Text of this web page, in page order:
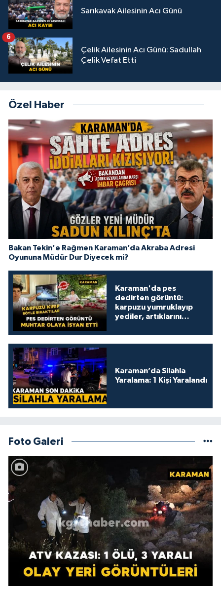
Sarıkavak Ailesinin Acı Günü
Çelik Ailesinin Acı Günü: Sadullah
Çelik Vefat Etti
6
Özel Haber
Bakan Tekin'e Rağmen Karaman’da Akraba Adresi
Oyununa Müdür Dur Diyecek mi?
Karaman'da pes
dedirten görüntü:
karpuzu yumruklayıp
yediler, artıklarını
Karaman’da Silahla
Yaralama: 1 Kişi Yaralandı
Foto Galeri